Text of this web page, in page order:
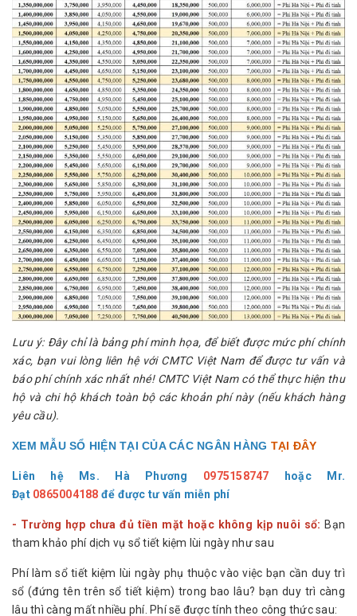
Lưu ý: Đây chỉ là bảng phí minh họa, để biết được mức phí chính
xác, bạn vui lòng liên hệ với CMTC Việt Nam để được tư vấn và
báo phí chính xác nhất nhé! CMTC Việt Nam có thể thực hiện thu
hộ và chi hộ khách toàn bộ các khoản phí này (nếu khách hàng
yêu cầu).
XEM MẪU SỔ HIỆN TẠI CỦA CÁC NGÂN HÀNG TẠI ĐÂY
Liên hệ Ms. Hà Phương 0975158747 hoặc
Mr.
Đạt 0865004188 để được tư vấn miễn phí
- Trường hợp chưa đủ tiền mặt hoặc không kịp nuôi sổ: Bạn
tham khảo phí dịch vụ sổ tiết kiệm lùi ngày như sau
Phí làm sổ tiết kiệm lùi ngày phụ thuộc vào việc bạn cần duy trì
sổ (đứng tên trên sổ tiết kiệm) trong bao lâu? bạn duy trì càng
lâu thì càng mất nhiều phí. Phí sẽ được tính theo công thức sau: